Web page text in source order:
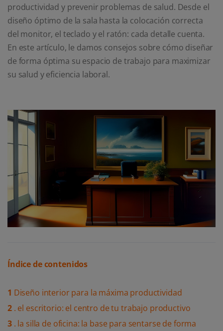
productividad y prevenir problemas de salud. Desde el
diseño óptimo de la sala hasta la colocación correcta
del monitor, el teclado y el ratón: cada detalle cuenta.
En este artículo, le damos consejos sobre cómo diseñar
de forma óptima su espacio de trabajo para maximizar
su salud y eficiencia laboral.
Índice de contenidos
1 Diseño interior para la máxima productividad
2 . el escritorio: el centro de tu trabajo productivo
3 . la silla de oficina: la base para sentarse de forma